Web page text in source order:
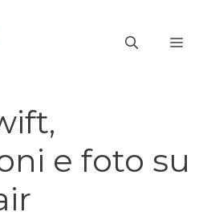
e foto su